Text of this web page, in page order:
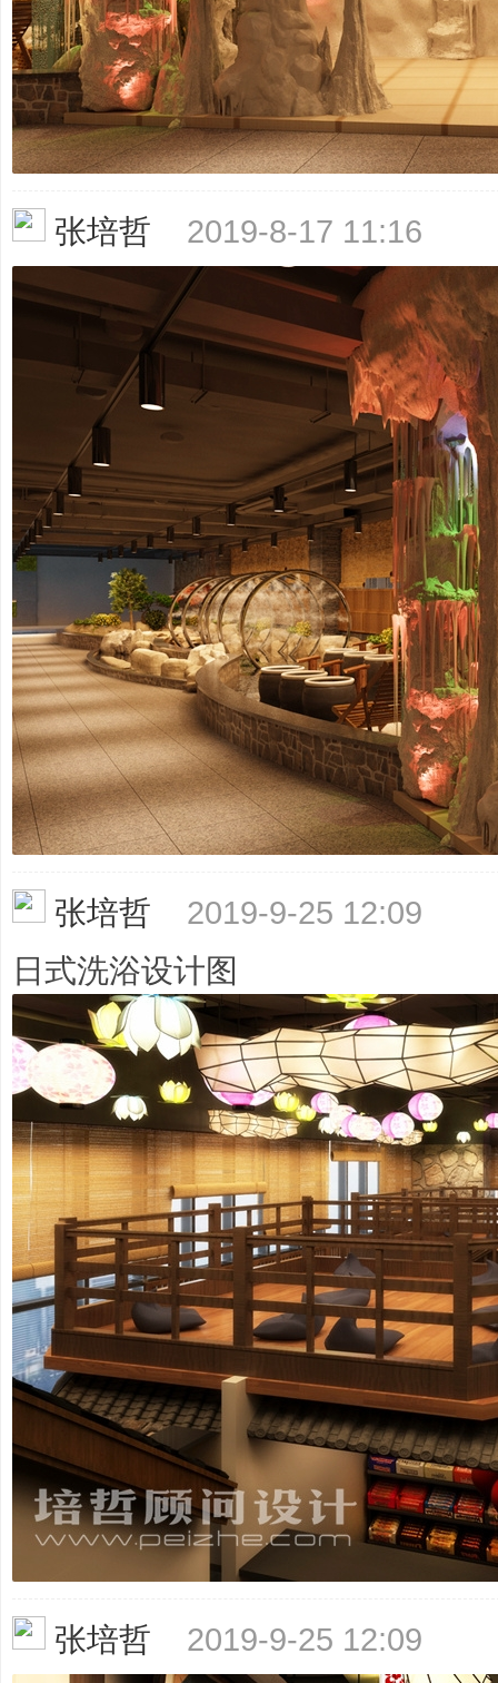
商
主
题
文
张培哲 2019-8-17 11:16
张培哲
2019-9-25 12:09
日式洗浴设计图
张培哲 2019-9-25 12:09